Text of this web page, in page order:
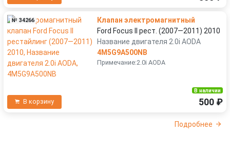
№ 34266
Клапан электромагнитный
Ford Focus II рест. (2007—2011) 2010
Название двигателя 2.0i AODA
4M5G9A500NB
Примечание:2.0i AODA
В корзину
В наличии
500 ₽
Подробнее